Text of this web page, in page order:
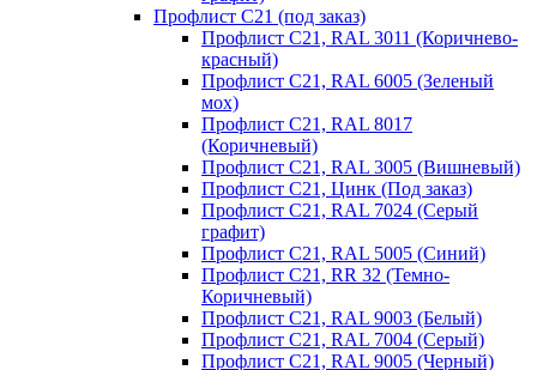
Профлист С21 (под заказ)
Профлист С21, RAL 3011 (Коричнево-
красный)
Профлист С21, RAL 6005 (Зеленый
мох)
Профлист С21, RAL 8017
(Коричневый)
Профлист С21, RAL 3005 (Вишневый)
Профлист С21, Цинк (Под заказ)
Профлист С21, RAL 7024 (Серый
графит)
Профлист С21, RAL 5005 (Синий)
Профлист С21, RR 32 (Темно-
Коричневый)
Профлист С21, RAL 9003 (Белый)
Профлист С21, RAL 7004 (Серый)
Профлист С21, RAL 9005 (Черный)